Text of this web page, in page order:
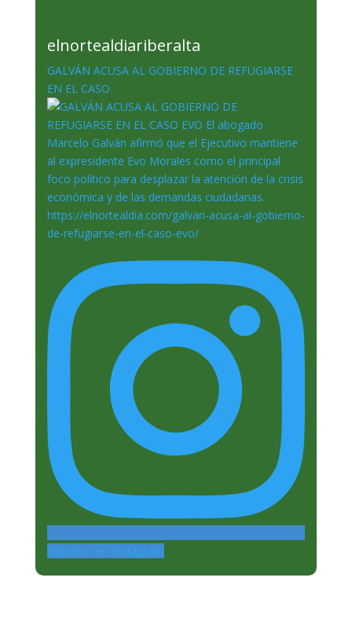
elnortealdiariberalta
GALVÁN ACUSA AL GOBIERNO DE REFUGIARSE
EN EL CASO
Siguenos en Instagram